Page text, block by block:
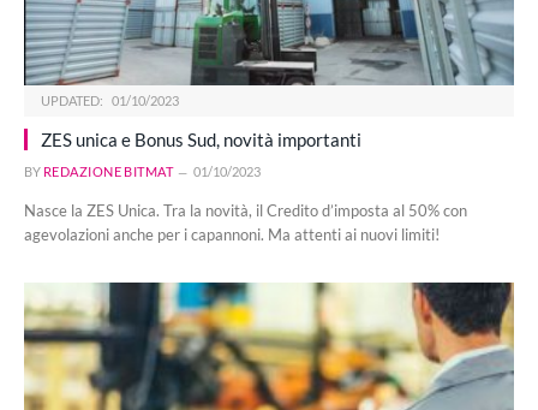
UPDATED: 01/10/2023
ZES unica e Bonus Sud, novità importanti
BY REDAZIONE BITMAT 01/10/2023
Nasce la ZES Unica. Tra la novità, il Credito d’imposta al 50% con
agevolazioni anche per i capannoni. Ma attenti ai nuovi limiti!